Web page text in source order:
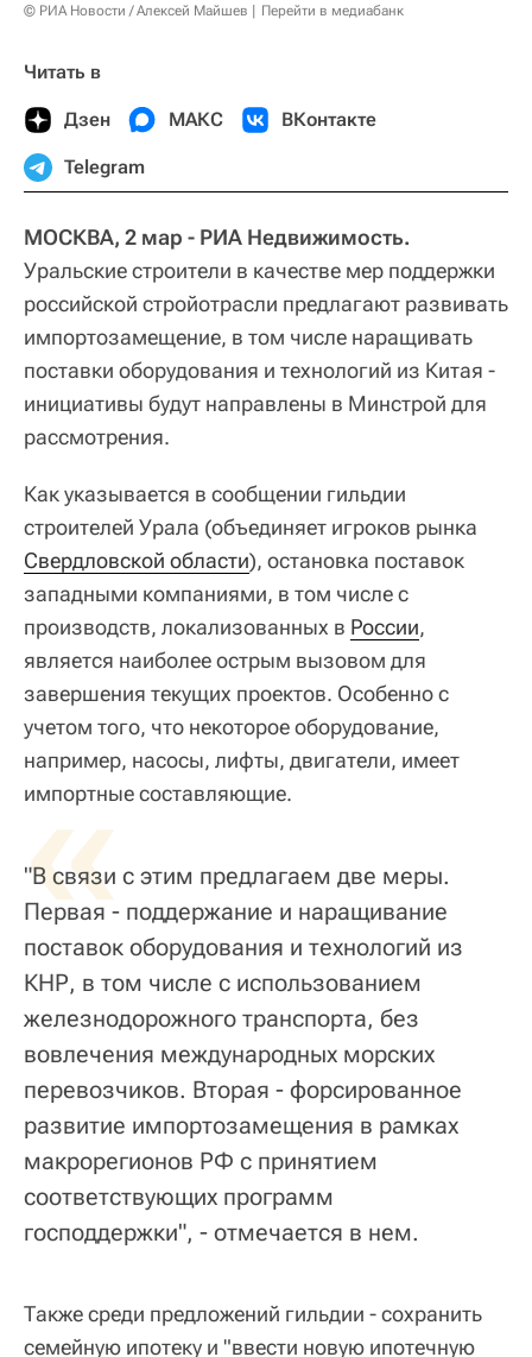
© РИА Новости / Алексей Майшев Перейти в медиабанк
Читать в
Дзен МАКС ВКонтакте
Telegram
МОСКВА, 2 мар - РИА Недвижимость.
Уральские строители в качестве мер поддержки
российской стройотрасли предлагают развивать
импортозамещение, в том числе наращивать
поставки оборудования и технологий из Китая -
инициативы будут направлены в Минстрой для
рассмотрения.
Как указывается в сообщении гильдии
строителей Урала (объединяет игроков рынка
Свердловской области), остановка поставок
западными компаниями, в том числе с
производств, локализованных в России,
является наиболее острым вызовом для
завершения текущих проектов. Особенно с
учетом того, что некоторое оборудование,
например, насосы, лифты, двигатели, имеет
импортные составляющие.
«
"В связи с этим предлагаем две меры.
Первая - поддержание и наращивание
поставок оборудования и технологий из
КНР, в том числе с использованием
железнодорожного транспорта, без
вовлечения международных морских
перевозчиков. Вторая - форсированное
развитие импортозамещения в рамках
макрорегионов РФ с принятием
соответствующих программ
господдержки", - отмечается в нем.
Также среди предложений гильдии - сохранить
семейную ипотеку и "ввести новую ипотечную